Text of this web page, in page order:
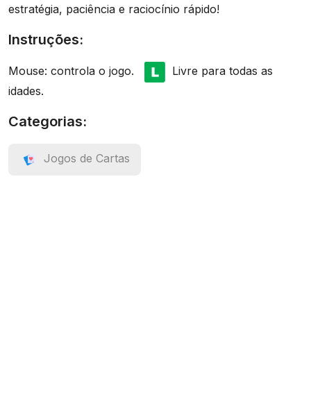
estratégia, paciência e raciocínio rápido!
Instruções:
Mouse: controla o jogo.
Livre para todas as
idades.
Categorias:
Jogos de Cartas